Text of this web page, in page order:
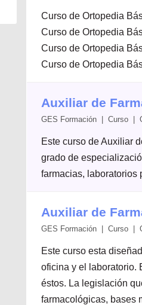
Curso de Ortopedia
Curso de Ortopedia
Curso de Ortopedia
Curso de Ortopedia
Auxiliar de
GES Formación | Curso |
Este curso de Auxiliar
grado de
farmacias, laboratorios
Auxiliar de
GES Formación | Curso |
Este curso esta
oficina y el laboratorio.
éstos. La legislación
farmacológicas, bases